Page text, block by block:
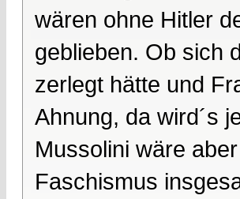
wären ohne Hitler
geblieben. Ob sich
zerlegt hätte und
Ahnung, da wird´s
Mussolini wäre
Faschismus